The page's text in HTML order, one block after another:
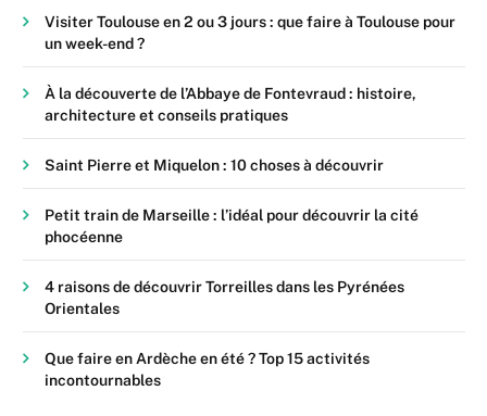
Visiter Toulouse en 2 ou 3 jours : que faire à Toulouse pour
un week-end ?
À la découverte de l’Abbaye de Fontevraud : histoire,
architecture et conseils pratiques
Saint Pierre et Miquelon : 10 choses à découvrir
Petit train de Marseille : l’idéal pour découvrir la cité
phocéenne
4 raisons de découvrir Torreilles dans les Pyrénées
Orientales
Que faire en Ardèche en été ? Top 15 activités
incontournables